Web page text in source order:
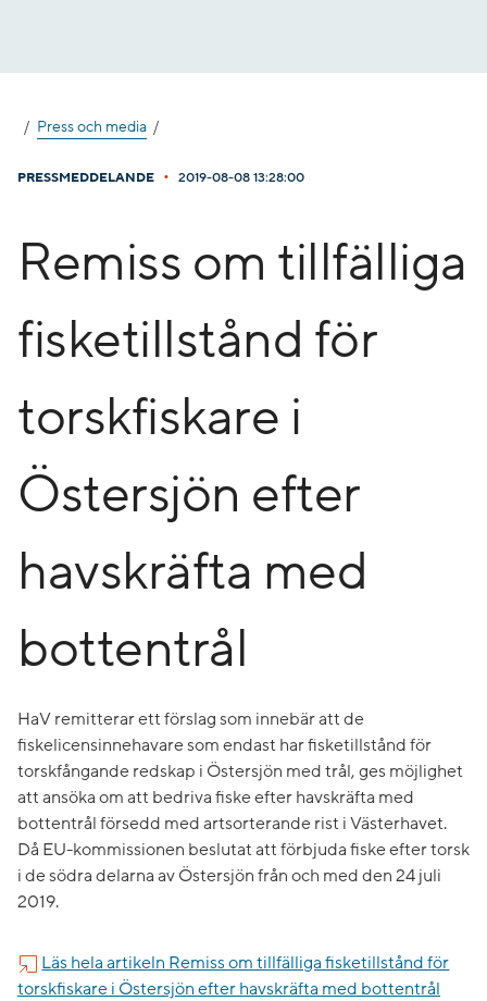
Press och media
PRESSMEDDELANDE • 2019-08-08 13:28:00
Remiss om tillfälliga
fisketillstånd för
torskfiskare i
Östersjön efter
havskräfta med
bottentrål
HaV remitterar ett förslag som innebär att de
fiskelicensinnehavare som endast har fisketillstånd för
torskfångande redskap i Östersjön med trål, ges möjlighet
att ansöka om att bedriva fiske efter havskräfta med
bottentrål försedd med artsorterande rist i Västerhavet.
Då EU-kommissionen beslutat att förbjuda fiske efter torsk
i de södra delarna av Östersjön från och med den 24 juli
2019.
Läs hela artikeln Remiss om tillfälliga fisketillstånd för
torskfiskare i Östersjön efter havskräfta med bottentrål